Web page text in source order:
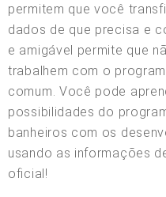
permitem que você
dados de que precisa e
e amigável permite que
trabalhem com o
comum. Você pode
possibilidades do
banheiros com os
usando as informações
oficial!